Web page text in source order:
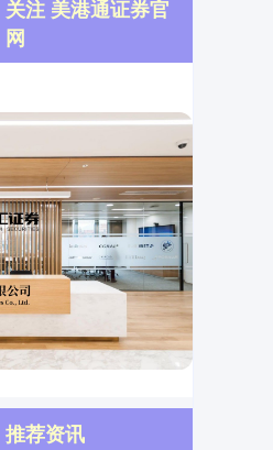
关注 美港通证券官
网
推荐资讯